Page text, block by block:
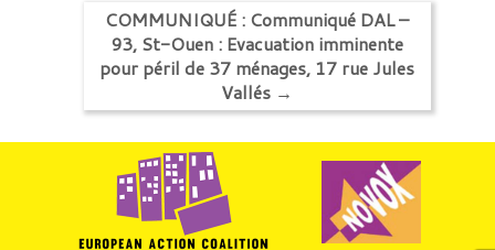
COMMUNIQUÉ : Communiqué DAL –
93, St-Ouen : Evacuation imminente
pour péril de 37 ménages, 17 rue Jules
Vallés →